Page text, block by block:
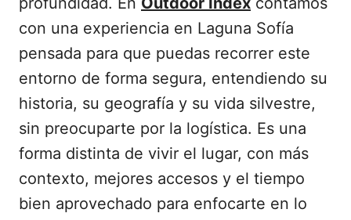
con una experiencia en Laguna Sofía
pensada para que puedas recorrer este
entorno de forma segura, entendiendo su
historia, su geografía y su vida silvestre,
sin preocuparte por la logística. Es una
forma distinta de vivir el lugar, con más
contexto, mejores accesos y el tiempo
bien aprovechado para enfocarte en lo